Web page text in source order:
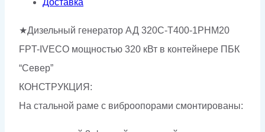
Доставка
★Дизельный генератор АД 320С-Т400-1РНМ20
FPT-IVECO мощностью 320 кВт в контейнере ПБК
“Север”
КОНСТРУКЦИЯ:
На стальной раме с виброопорами смонтированы: